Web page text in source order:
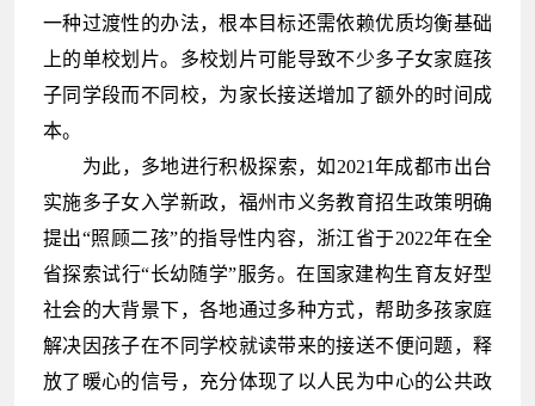
一种过渡性的办法，根本目标还需依赖优质均衡基础
上的单校划片。多校划片可能导致不少多子女家庭孩
子同学段而不同校，为家长接送增加了额外的时间成
本。
为此，多地进行积极探索，如2021年成都市出台
实施多子女入学新政，福州市义务教育招生政策明确
提出“照顾二孩”的指导性内容，浙江省于2022年在全
省探索试行“长幼随学”服务。在国家建构生育友好型
社会的大背景下，各地通过多种方式，帮助多孩家庭
解决因孩子在不同学校就读带来的接送不便问题，释
放了暖心的信号，充分体现了以人民为中心的公共政